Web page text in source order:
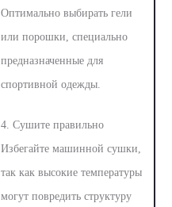
Оптимально выбирать гели
или порошки, специально
предназначенные для
спортивной одежды.
4. Сушите правильно
Избегайте машинной сушки,
так как высокие температуры
могут повредить структуру